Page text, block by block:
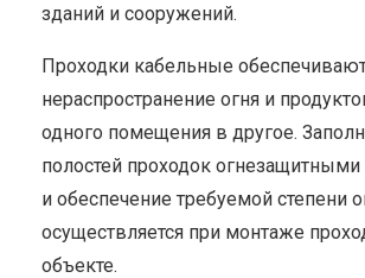
зданий и сооружений.
Проходки кабельные
нераспространение огня и
одного помещения в другое.
полостей проходок
и обеспечение требуемой степени
осуществляется при монтаже
объекте.